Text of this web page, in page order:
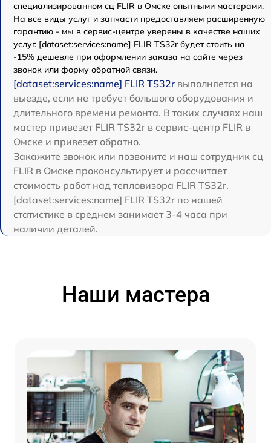
специализированном сц FLIR в Омске опытными мастерами.
На все виды услуг и запчасти предоставляем расширенную
гарантию - мы в сервис-центре уверены в качестве наших
услуг. [dataset:services:name] FLIR TS32r будет стоить на
-15% дешевле при оформлении заказа на сайте через
звонок или форму обратной связи.
[dataset:services:name] FLIR TS32r выполняется на
выезде, если не требует большого оборудования и
длительного времени ремонта. В таких случаях наш
мастер привезет FLIR TS32r в сервис-центр FLIR в
Омске и привезет обратно.
Закажите звонок или позвоните и наш сотрудник сц
FLIR в Омске проконсультирует и рассчитает
стоимость работ над тепловизора FLIR TS32r.
[dataset:services:name] FLIR TS32r по нашей
статистике в среднем занимает 3-4 часа при
наличии деталей.
Наши мастера